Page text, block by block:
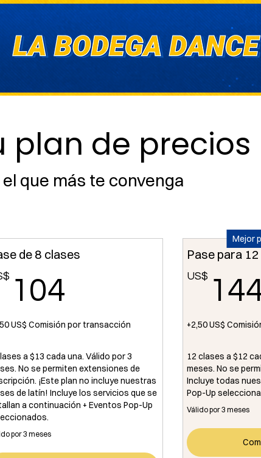
plan de precios
el que más te convenga
de 8 clases
104
US$ Comisión por transacción
a $13 cada una. Válido por 3
No se permiten extensiones de
¡Este plan no incluye nuestras
de latín! Incluye los servicios que se
a continuación + Eventos Pop-Up
por 3 meses
Mejor
Pase para
US$
+2,50 US$
12 clases a $12
meses. No se
Incluye todas
Pop-Up
Válido por 3 meses